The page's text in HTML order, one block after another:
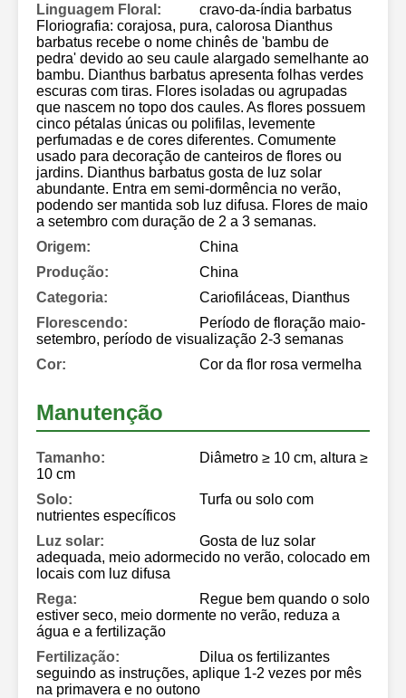
Linguagem Floral:
cravo-da-índia barbatus
Floriografia: corajosa, pura, calorosa Dianthus
barbatus recebe o nome chinês de 'bambu de
pedra' devido ao seu caule alargado semelhante ao
bambu. Dianthus barbatus apresenta folhas verdes
escuras com tiras. Flores isoladas ou agrupadas
que nascem no topo dos caules. As flores possuem
cinco pétalas únicas ou polifilas, levemente
perfumadas e de cores diferentes. Comumente
usado para decoração de canteiros de flores ou
jardins. Dianthus barbatus gosta de luz solar
abundante. Entra em semi-dormência no verão,
podendo ser mantida sob luz difusa. Flores de maio
a setembro com duração de 2 a 3 semanas.
Origem:
China
Produção:
China
Categoria:
Cariofiláceas, Dianthus
Florescendo:
Período de floração maio-
setembro, período de visualização 2-3 semanas
Cor:
Cor da flor rosa vermelha
Manutenção
Tamanho:
Diâmetro ≥ 10 cm, altura ≥
10 cm
Solo:
Turfa ou solo com
nutrientes específicos
Luz solar:
Gosta de luz solar
adequada, meio adormecido no verão, colocado em
locais com luz difusa
Rega:
Regue bem quando o solo
estiver seco, meio dormente no verão, reduza a
água e a fertilização
Fertilização:
Dilua os fertilizantes
seguindo as instruções, aplique 1-2 vezes por mês
na primavera e no outono